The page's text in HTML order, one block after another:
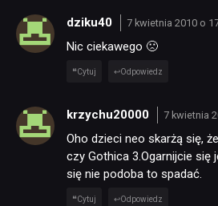
dziku40 7 kwietnia 2010 o
Nic ciekawego 🙁
Cytuj Odpowiedz
krzychu20000 7 kwietnia
Oho dzieci neo skarżą się,
czy Gothica 3.Ogarnijcie się
się nie podoba to spadać.
Cytuj Odpowiedz